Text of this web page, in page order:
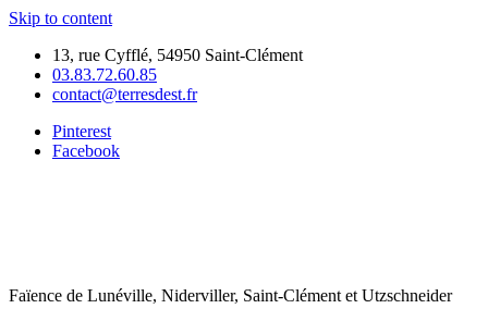
Skip to content
13, rue Cyfflé, 54950 Saint-Clément
03.83.72.60.85
contact@terresdest.fr
Pinterest
Facebook
Faïence de Lunéville, Niderviller, Saint-Clément et Utzschneider